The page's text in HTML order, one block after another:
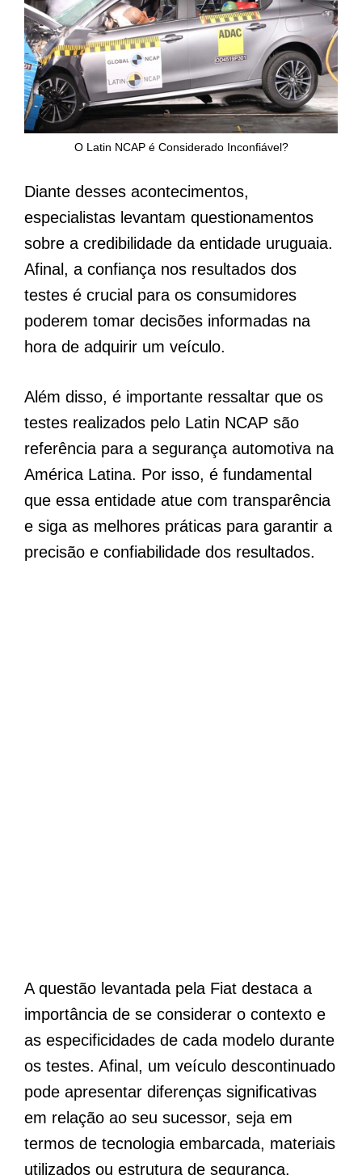
O Latin NCAP é Considerado Inconfiável?
Diante desses acontecimentos,
especialistas levantam questionamentos
sobre a credibilidade da entidade uruguaia.
Afinal, a confiança nos resultados dos
testes é crucial para os consumidores
poderem tomar decisões informadas na
hora de adquirir um veículo.
Além disso, é importante ressaltar que os
testes realizados pelo Latin NCAP são
referência para a segurança automotiva na
América Latina. Por isso, é fundamental
que essa entidade atue com transparência
e siga as melhores práticas para garantir a
precisão e confiabilidade dos resultados.
A questão levantada pela Fiat destaca a
importância de se considerar o contexto e
as especificidades de cada modelo durante
os testes. Afinal, um veículo descontinuado
pode apresentar diferenças significativas
em relação ao seu sucessor, seja em
termos de tecnologia embarcada, materiais
utilizados ou estrutura de segurança.